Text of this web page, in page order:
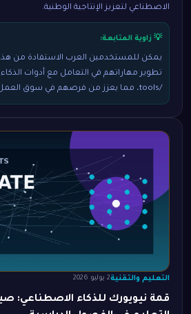
الاصطناعي لتعزيز الإنتاجية الوطنية.
💡 زاوية المتابعة:
يمكن للمستخدمين العرب الاستفادة من هذه
تطوير مهاراتهم في التعامل مع أدوات
/tools، مما يعزز من فرصهم في سوق العمل الرقمي المتنامي.
التعليم والتقنية2 يوليو 2026
قمة نيويورك للذكاء الاصطناعي: